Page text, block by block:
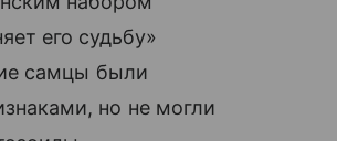
его судьбу»
самцы были
но не могли